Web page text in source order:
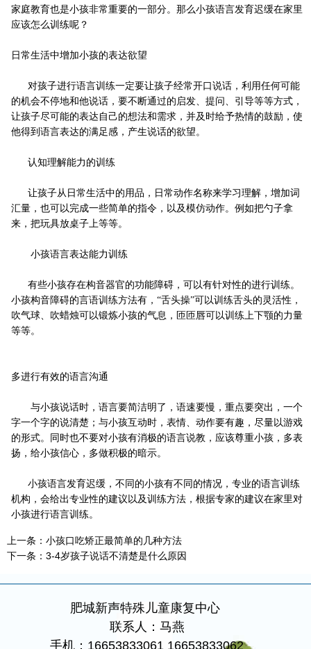
家庭教育也是小孩非常重要的一部分。那么小孩语言发育迟缓在家里
应该怎么训练呢？
日常生活中增加小孩的表达欲望
对孩子进行语言训练一定要让孩子经常开口说话，利用任何可能
的机会不停地和他说话，要不断通过的启发、提问、引导等等方式，
让孩子尽可能的表达自己的想法和需求，并及时给予热情的鼓励，使
他得到语言表达的满足感，产生说话的欲望。
认知理解能力的训练
让孩子从日常生活中的用品，日常动作名称来学习理解，增加词
汇量，也可以完成一些简单的指令，以及模仿动作。例如把勺子拿
来，把玩具放桌子上等等。
小孩语言表达能力训练
有些小孩存在构音器官的功能障碍，可以有针对性的进行训练。
小孩构音障碍的言语训练方法有，“舌头操”可以训练舌头的灵活性，
吹气球、吹蜡烛可以锻炼小孩的气息，匝匝唇可以训练上下颚的力量
等等。
多进行有效的语言沟通
与小孩说话时，语言要简洁明了，语速要慢，重点要突出，一个
字一个字的说清楚；与小孩互动时，表情、动作要有趣，尽量以游戏
的形式。同时也不要对小孩有消极的语言说教，应该尊重小孩，多表
扬，给小孩信心，多做积极的暗示。
小孩语言发育迟缓，不同的小孩有不同的情况，专业的语言训练
机构，会给出专业性的建议以及训练方法，根据专家的建议在家里对
小孩进行语言训练。
上一条： 小孩口吃矫正最简单的几种方法
下一条： 3-4岁孩子说话不清楚是什么原因
肥城新声特殊儿童康复中心
联系人：马燕
手机：16653833061 16653833062